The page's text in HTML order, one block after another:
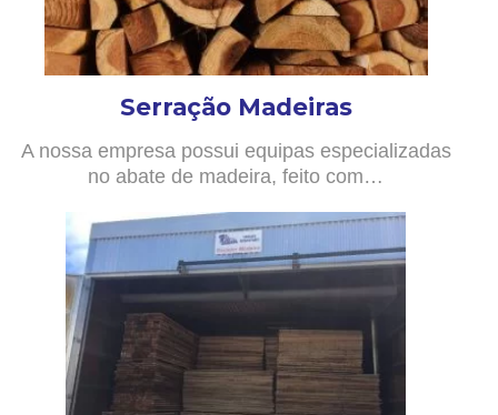
Serração Madeiras
A nossa empresa possui equipas especializadas
no abate de madeira, feito com…